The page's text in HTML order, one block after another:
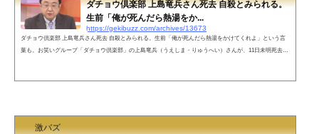
ダチョウ倶楽部 上島竜兵さん死去 自殺とみられる。
生前「俺が死んだら熱湯をか...
https://gekibuzz.com/archives/13673
ダチョウ倶楽部 上島竜兵さん死去 自殺とみられる。生前「俺が死んだら熱湯をかけてくれよ」という言
葉も。お笑いグループ「ダチョウ倶楽部」の上島竜兵（うえしま・りゅうへい）さんが、11日未明死去し
激バズ